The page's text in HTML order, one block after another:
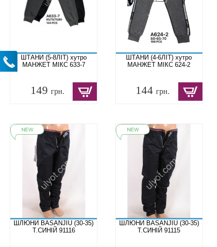
ШТАНИ (5-8ЛІТ) хутро
МАНЖЕТ МІКС 633-7
149 грн.
ШТАНИ (4-6ЛІТ) хутро
МАНЖЕТ МІКС 624-2
144грн.
ШЛЮНИ BASANJIU (30-35)
Т.СИНІЙ 91116
ШЛЮНИ BASANJIU (30-35)
Т.СИНІЙ 91115